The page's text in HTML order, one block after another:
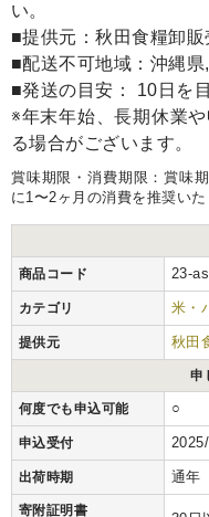
い。
■提供元：秋田食糧卸販
■配送不可地域：沖縄県
■発送の目安： 10日を
※年末年始、長期休業
る場合がございます。
賞味期限・消費期限：賞味
に1〜2ヶ月の消費を推奨いた
商品コード 23-
カテゴリ 米・
提供元 秋田
申
何度でも申込可能 ○
申込受付
出荷時期 通年
寄附証明書